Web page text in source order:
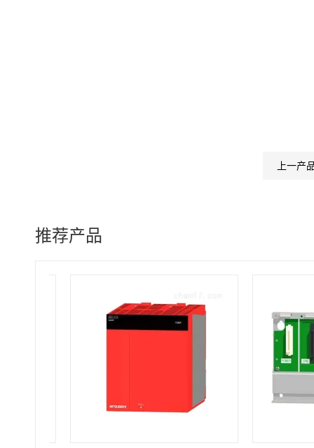
上一产
推荐产品